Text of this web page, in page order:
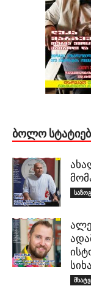
ᲑᲝᲚᲝ